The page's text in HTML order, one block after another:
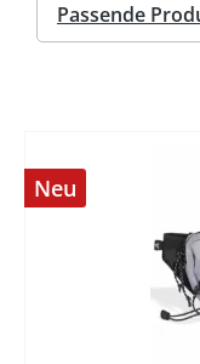
Passende
Neu